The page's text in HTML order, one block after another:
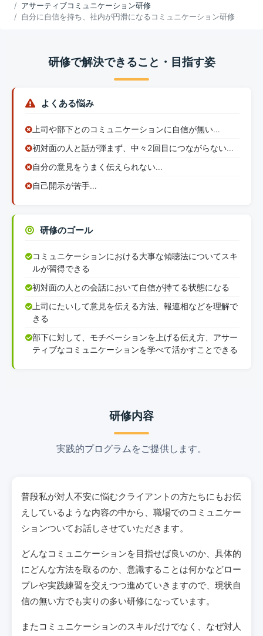
アサーティブコミュニケーション研修
自分に自信を持ち、社内が円滑になるコミュニケーション研修
研修で解決できること・目指す姿
よくある悩み
上司や部下とのコミュニケーションに自信が無い…
初対面の人と話が弾まず、中々2回目につながらない…
自分の意見をうまく伝えられない…
自己開示が苦手…
研修のゴール
コミュニケーションにおける大事な傾聴法についてスキ
ルが習得できる
初対面の人との会話において自信が持てる状態になる
上司にたいして意見を伝える方法、報連相などを理解で
きる
部下に対して、モチベーションを上げる伝え方、アサー
ティブなコミュニケーションを学べて活かすことできる
研修内容
実践的プログラムをご提供します。
普段私が対人不安に悩むクライアントの方たちにもお伝
えしているような内容の中から、職場でのコミュニケー
ションついてお話しさせていただきます。
どんなコミュニケーションを目指せば良いのか、具体的
にどんな方法を取るのか、意識することは何かなどロー
プレや実践練習を交えつつ進めていきますので、現状自
信の無い方でも実りの多い研修になっています。
またコミュニケーションのスキルだけでなく、なぜ対人